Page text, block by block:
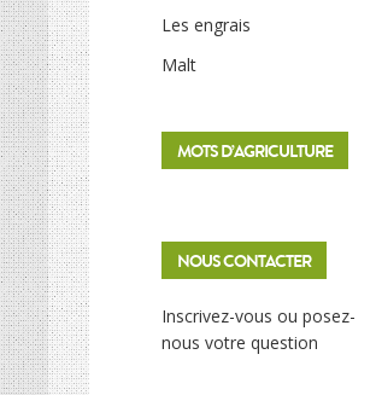
Les engrais
Malt
MOTS D’AGRICULTURE
NOUS CONTACTER
Inscrivez-vous ou posez-
nous votre question